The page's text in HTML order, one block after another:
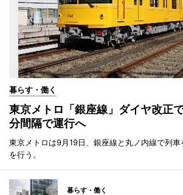
暮らす・働く
東京メトロ「銀座線」ダイヤ改正
分間隔で運行へ
東京メトロは9月19日、銀座線と丸ノ内線で列
を行う。
暮らす・働く